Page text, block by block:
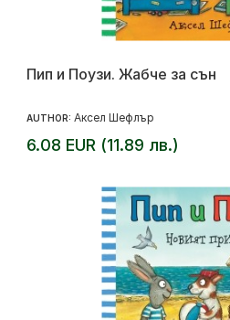
Пип и Поузи. Жабче за сън
AUTHOR: Аксел Шефлър
6.08 EUR (11.89 лв.)